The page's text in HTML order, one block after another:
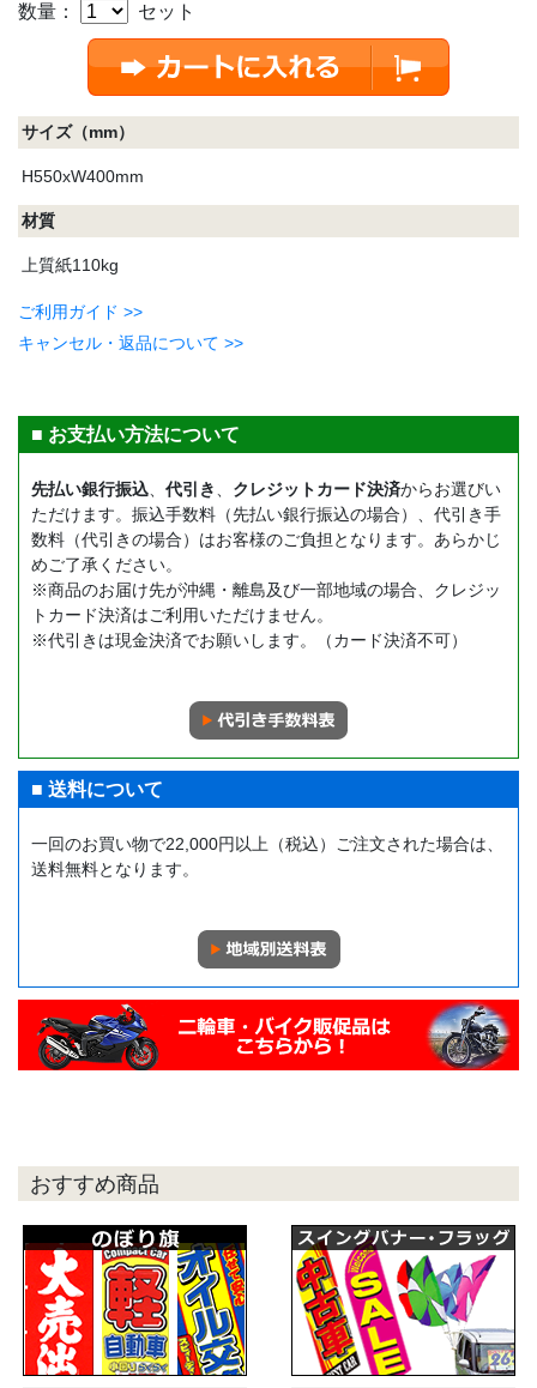
数量： セット
サイズ（mm）
H550xW400mm
材質
上質紙110kg
ご利用ガイド >>
キャンセル・返品について >>
■ お支払い方法について
先払い銀行振込 代引き クレジットカード決済からお選びい
ただけます。振込手数料（先払い銀行振込の場合）、代引き手
数料（代引きの場合）はお客様のご負担となります。あらかじ
めご了承ください。
※商品のお届け先が沖縄・離島及び一部地域の場合、クレジッ
トカード決済はご利用いただけません。
※代引きは現金決済でお願いします。（カード決済不可）
■ 送料について
一回のお買い物で22,000円以上（税込）ご注文された場合は、
送料無料となります。
おすすめ商品